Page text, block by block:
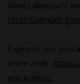
Venez découvrir
https://alexlab-
Explorez nos jeux
entre amis :
entre-amis/